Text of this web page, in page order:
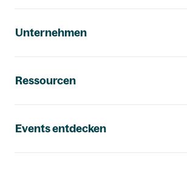
Unternehmen
Ressourcen
Events entdecken